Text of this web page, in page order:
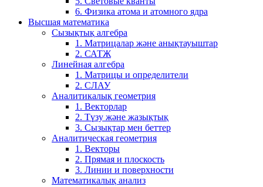
6. Физика атома и атомного ядра
Высшая математика
Сызықтық алгебра
1. Матрицалар және анықтауыштар
2. САТЖ
Линейная алгебра
1. Матрицы и определители
2. СЛАУ
Аналитикалық геометрия
1. Векторлар
2. Түзу және жазықтық
3. Сызықтар мен беттер
Аналитическая геометрия
1. Векторы
2. Прямая и плоскость
3. Линии и поверхности
Математикалық анализ